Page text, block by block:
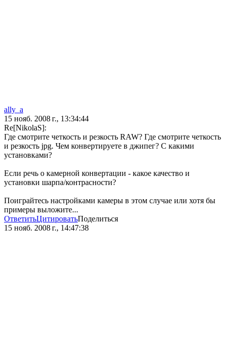
ally_a
15 нояб. 2008 г., 13:34:44
Re[NikolaS]:
Где смотрите четкость и резкость RAW? Где смотрите четкость
и резкость jpg. Чем конвертируете в джипег? С какими
установками?
Если речь о камерной конвертации - какое качество и
установки шарпа/контрасности?
Поиграйтесь настройками камеры в этом случае или хотя бы
примеры выложите...
ОтветитьЦитироватьПоделиться
15 нояб. 2008 г., 14:47:38